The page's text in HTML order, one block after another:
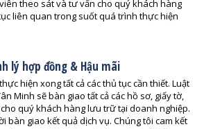
theo sát và tư vấn cho quý khách hàng
liên quan trong suốt quá trình thực hiện
lý hợp đồng & Hậu mãi
hiện xong tất cả các thủ tục cần thiết. Luật
Minh sẽ bàn giao tất cả các hồ sơ, giấy tờ,
quý khách hàng lưu trữ tại doanh nghiệp.
bàn giao kết quả dịch vụ. Chúng tôi cam kết